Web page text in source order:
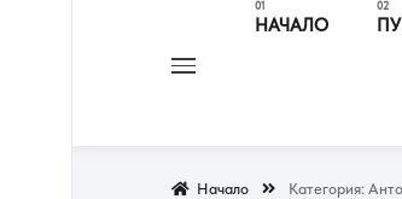
НАЧАЛО
Начало Категория: